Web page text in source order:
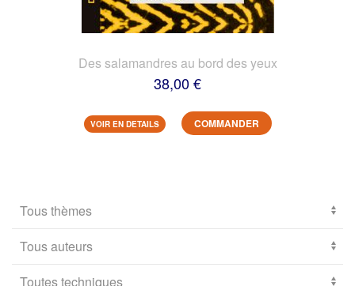
Des salamandres au bord des yeux
38,00 €
VOIR EN DETAILS COMMANDER